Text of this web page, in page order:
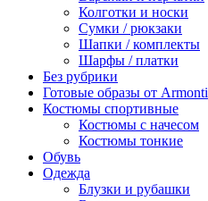
Колготки и носки
Сумки / рюкзаки
Шапки / комплекты
Шарфы / платки
Без рубрики
Готовые образы от Armonti
Костюмы спортивные
Костюмы с начесом
Костюмы тонкие
Обувь
Одежда
Блузки и рубашки